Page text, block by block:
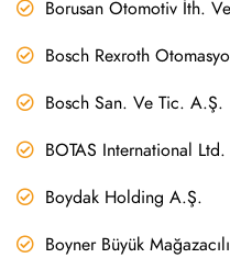
Borusan Otomotiv İth.
Bosch Rexroth
Bosch San. Ve Tic. A.Ş.
BOTAS International
Boydak Holding A.Ş.
Boyner Büyük